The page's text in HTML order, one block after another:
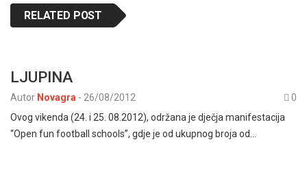
RELATED POST
LJUPINA
Autor Novagra - 26/08/2012
0
Ovog vikenda (24. i 25. 08.2012), održana je dječja manifestacija
“Open fun football schools”, gdje je od ukupnog broja od…